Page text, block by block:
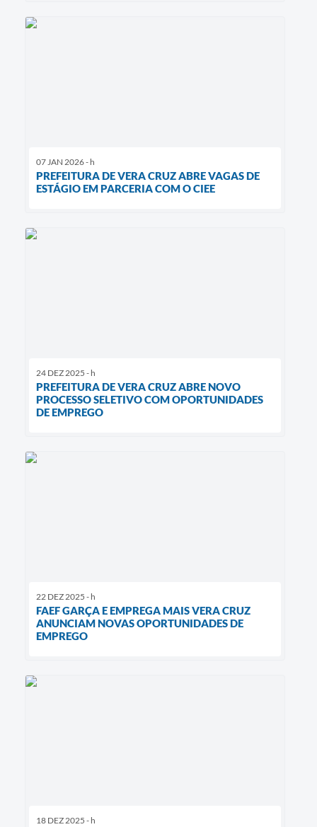
07 JAN 2026 - h
PREFEITURA DE VERA CRUZ ABRE VAGAS DE
ESTÁGIO EM PARCERIA COM O CIEE
24 DEZ 2025 - h
PREFEITURA DE VERA CRUZ ABRE NOVO
PROCESSO SELETIVO COM OPORTUNIDADES
DE EMPREGO
22 DEZ 2025 - h
FAEF GARÇA E EMPREGA MAIS VERA CRUZ
ANUNCIAM NOVAS OPORTUNIDADES DE
EMPREGO
18 DEZ 2025 - h